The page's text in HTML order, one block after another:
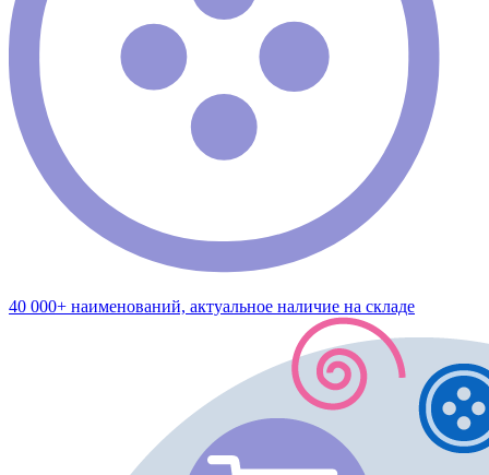
40 000+ наименований, актуальное наличие на складе